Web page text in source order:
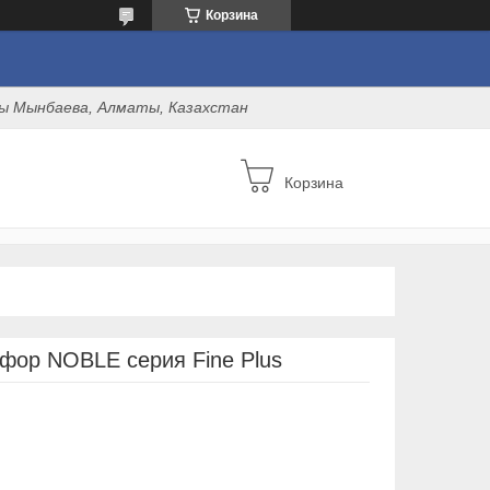
Корзина
Мынбаева, Алматы, Казахстан
Корзина
NOBLE серия Fine Plus